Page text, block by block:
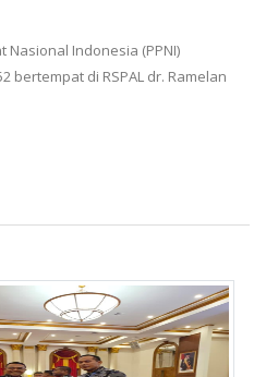
Nasional Indonesia (PPNI)
bertempat di RSPAL dr. Ramelan